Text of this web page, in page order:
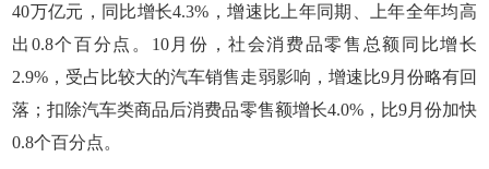
40万亿元，同比增长4.3%，增速比上年同期、上年全年均高
出0.8个百分点。10月份，社会消费品零售总额同比增长
2.9%，受占比较大的汽车销售走弱影响，增速比9月份略有回
落；扣除汽车类商品后消费品零售额增长4.0%，比9月份加快
0.8个百分点。